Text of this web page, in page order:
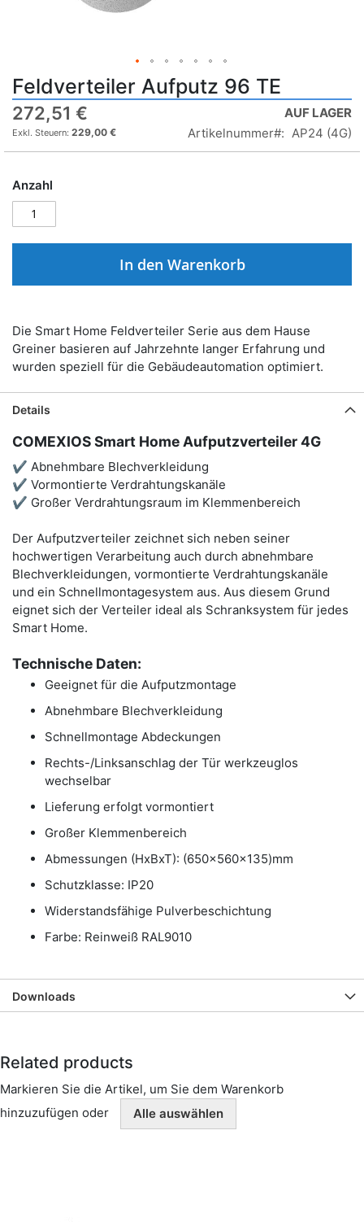
Feldverteiler Aufputz 96 TE
272,51 €
229,00 €
AUF LAGER
Artikelnummer
AP24 (4G)
Anzahl
In den Warenkorb
Die Smart Home Feldverteiler Serie aus dem Hause
Greiner basieren auf Jahrzehnte langer Erfahrung und
wurden speziell für die Gebäudeautomation optimiert.
Details
COMEXIOS Smart Home Aufputzverteiler 4G
✔ Abnehmbare Blechverkleidung
✔ Vormontierte Verdrahtungskanäle
✔ Großer Verdrahtungsraum im Klemmenbereich
Der Aufputzverteiler zeichnet sich neben seiner
hochwertigen Verarbeitung auch durch abnehmbare
Blechverkleidungen, vormontierte Verdrahtungskanäle
und ein Schnellmontagesystem aus. Aus diesem Grund
eignet sich der Verteiler ideal als Schranksystem für jedes
Smart Home.
Technische Daten:
Geeignet für die Aufputzmontage
Abnehmbare Blechverkleidung
Schnellmontage Abdeckungen
Rechts-/Linksanschlag der Tür werkzeuglos
wechselbar
Lieferung erfolgt vormontiert
Großer Klemmenbereich
Abmessungen (HxBxT): (650x560x135)mm
Schutzklasse: IP20
Widerstandsfähige Pulverbeschichtung
Farbe: Reinweiß RAL9010
Downloads
Related products
Markieren Sie die Artikel, um Sie dem Warenkorb
hinzuzufügen oder
Alle auswählen